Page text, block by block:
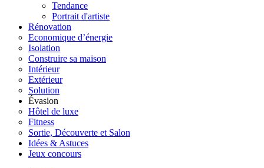
Tendance
Portrait d'artiste
Rénovation
Economique d’énergie
Isolation
Construire sa maison
Intérieur
Extérieur
Solution
Évasion
Hôtel de luxe
Fitness
Sortie, Découverte et Salon
Idées & Astuces
Jeux concours